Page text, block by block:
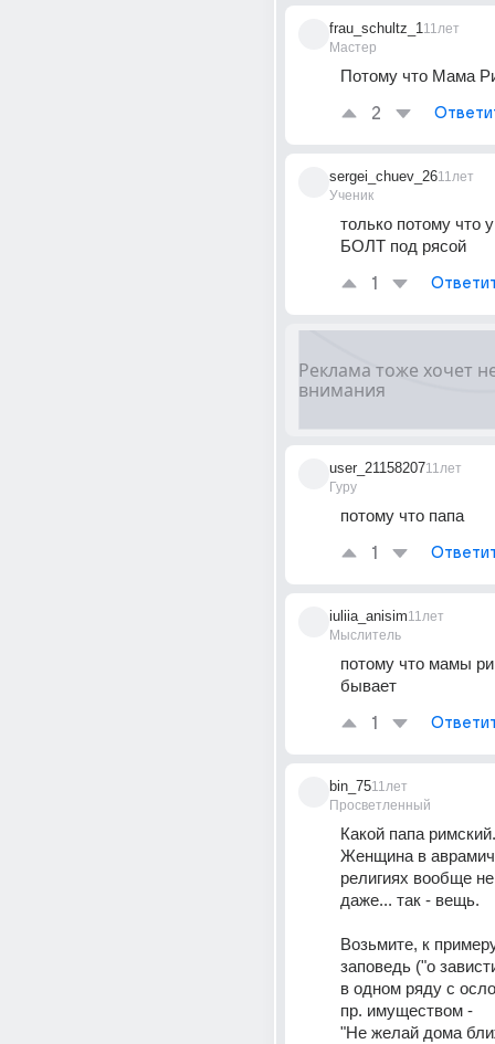
frau_schultz_1
Мастер
11лет
Потому что Мама
2
sergei_chuev_26
Ученик
11лет
только потому что
БОЛТ под рясой
1
user_21158207
Гуру
11лет
потому что папа
1
iuliia_anisim
Мыслитель
11лет
потому что мамы
бывает
1
bin_75
Просветленный
11лет
Какой папа
Женщина в
религиях вообще
даже... так - вещь.
Возьмите, к
заповедь ("о
в одном ряду с
пр. имуществом -
"Не желай дома